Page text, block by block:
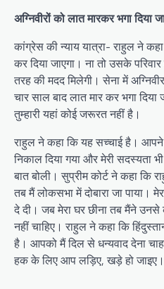
अग्निवीरों को लात मारकर भगा दिया
कांग्रेस की न्याय यात्रा- राहुल ने
कर दिया जाएगा। ना तो उसके
तरह की मदद मिलेगी। सेना में
चार साल बाद लात मार कर भगा
तुम्हारी यहां कोई जरूरत नहीं है।
राहुल ने कहा कि यह सच्चाई है।
निकाल दिया गया और मेरी सदस्यता
बात बोली। सुप्रीम कोर्ट ने कहा कि
तब मैं लोकसभा में दोबारा जा पाया।
दे दी। जब मेरा घर छीना तब मैंने
नहीं चाहिए। राहुल ने कहा कि
है। आपको मैं दिल से धन्यवाद देना
हक के लिए आप लड़िए, खड़े हो